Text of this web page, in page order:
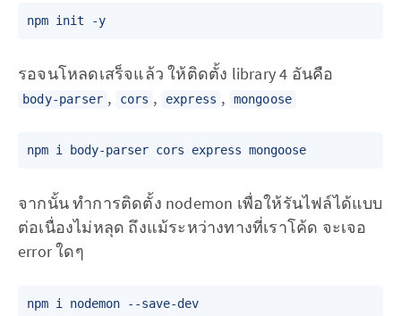
รอจนโหลดเสร็จแล้ว ให้ติดตั้ง library 4 อันคือ
body-parser , cors , express , mongoose
จากนั้น ทำการติดตั้ง nodemon เพื่อให้รันไฟล์ได้แบบ
ต่อเนื่องไม่หลุด ถึงแม้ระหว่างทางที่เราโค้ด จะเจอ
error ใดๆ